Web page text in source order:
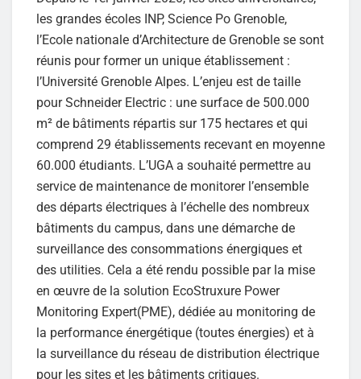
les grandes écoles INP, Science Po Grenoble,
l’Ecole nationale d’Architecture de Grenoble se sont
réunis pour former un unique établissement :
l’Université Grenoble Alpes. L’enjeu est de taille
pour Schneider Electric : une surface de 500.000
m² de bâtiments répartis sur 175 hectares et qui
comprend 29 établissements recevant en moyenne
60.000 étudiants. L’UGA a souhaité permettre au
service de maintenance de monitorer l’ensemble
des départs électriques à l’échelle des nombreux
bâtiments du campus, dans une démarche de
surveillance des consommations énergiques et
des utilities. Cela a été rendu possible par la mise
en œuvre de la solution EcoStruxure Power
Monitoring Expert(PME), dédiée au monitoring de
la performance énergétique (toutes énergies) et à
la surveillance du réseau de distribution électrique
pour les sites et les bâtiments critiques.